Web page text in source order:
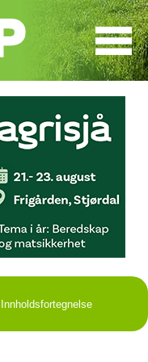
SØK
☰
Innholdsfortegnelse